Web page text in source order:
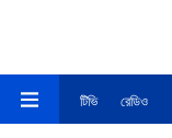
টিভি রেডিও